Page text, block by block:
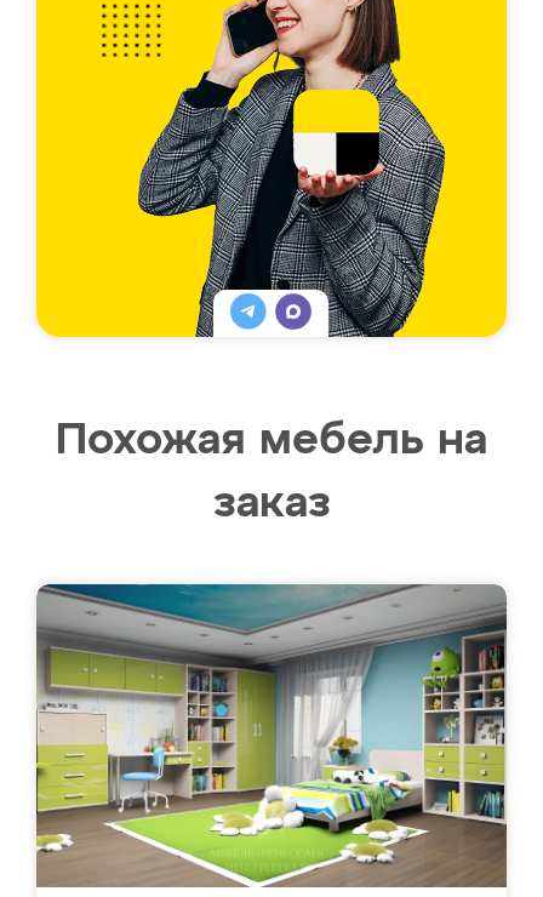
Похожая мебель на
заказ